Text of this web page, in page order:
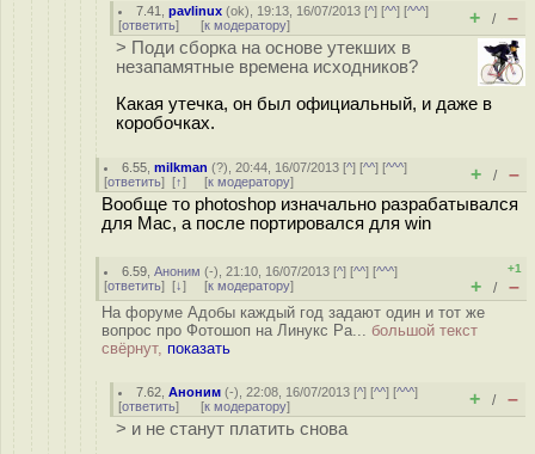
7.41 ,pavlinux (ok), 19:13, 16/07/2013 [^] [^^] [^^^]
[ответить] [к модератору] + / –
> Поди сборка на основе утекших в
незапамятные времена исходников?
Какая утечка, он был официальный, и даже в
коробочках.
6.55 ,milkman (?), 20:44, 16/07/2013 [^] [^^] [^^^]
[ответить] [↑] [к модератору] + / –
Вообще то photoshop изначально разрабатывался
для Mac, а после портировался для win
6.59 ,Аноним (-), 21:10, 16/07/2013 [^] [^^] [^^^]
[ответить] [↓] [к модератору]
+1
+ / –
На форуме Адобы каждый год задают один и тот же
вопрос про Фотошоп на Линукс Ра... большой текст
свёрнут, показать
7.62 ,Аноним (-), 22:08, 16/07/2013 [^] [^^] [^^^]
[ответить] [к модератору] + / –
> и не станут платить снова